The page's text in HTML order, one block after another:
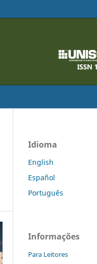
Idioma
English
Español
Português
Informações
Para Leitores